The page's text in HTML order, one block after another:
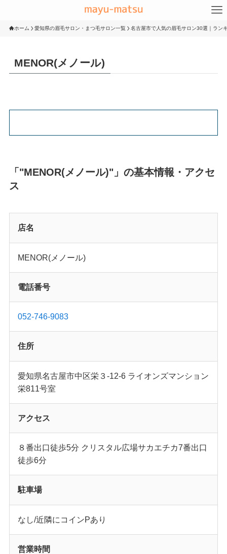
ホーム 愛知県の眉毛サロン・まつ毛サロン一覧 名古屋市で人気の眉毛サロン30選｜ラン
MENOR(メノール)
「"MENOR(メノール)"」の基本情報・アクセ
ス
店名
MENOR(メノール)
電話番号
052-746-9083
住所
愛知県名古屋市中区栄３-12-6 ライオンズマンション
栄811号室
アクセス
８番出口徒歩5分 クリスタル広場サカエチカ7番出口
徒歩6分
駐車場
なし/近隣にコインPあり
営業時間